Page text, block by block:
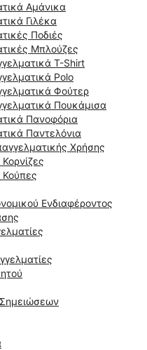
Αμάνικα
Γιλέκα
Ποδιές
Μπλούζες
T-Shirt
Polo
Φούτερ
Πουκάμισα
Πανοφόρια
Παντελόνια
Χρήσης
Κούπες
Ενδιαφέροντος